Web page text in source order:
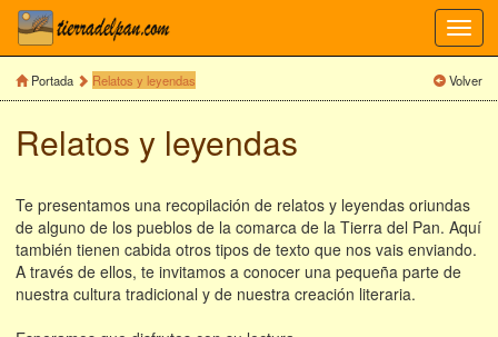
Portada Relatos y leyendas Volver
Relatos y leyendas
Te presentamos una recopilación de relatos y leyendas oriundas
de alguno de los pueblos de la comarca de la Tierra del Pan. Aquí
también tienen cabida otros tipos de texto que nos vais enviando.
A través de ellos, te invitamos a conocer una pequeña parte de
nuestra cultura tradicional y de nuestra creación literaria.